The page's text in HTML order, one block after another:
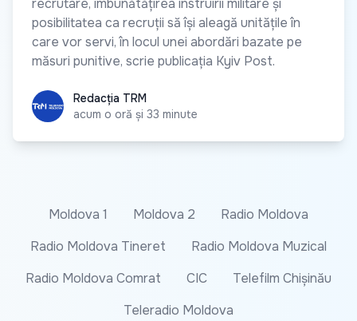
recrutare, îmbunătățirea instruirii militare și
posibilitatea ca recruții să își aleagă unitățile în
care vor servi, în locul unei abordări bazate pe
măsuri punitive, scrie publicația Kyiv Post.
Redacția TRM
Redacția TRM
acum o oră și 33 minute
Moldova 1 Moldova 2
Radio Moldova
Radio Moldova Tineret
Radio Moldova Muzical
Radio Moldova Comrat
CIC
Telefilm Chișinău
Teleradio Moldova